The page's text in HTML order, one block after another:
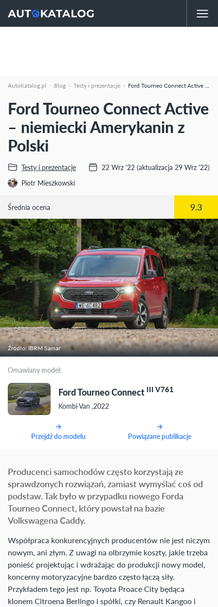
AutoKatalog.pl Blog Testy i prezentacje Ford Tourneo Connect Active – niemiecki Amerykanin z Polski
Ford Tourneo Connect Active
– niemiecki Amerykanin z
Polski
Testy i prezentacje
Piotr Mieszkowski
22 Wrz '22 (aktualizacja 29 Wrz '22)
Średnia ocena 9.3
Źródło: IBRM Samar
Omawiany model:
Ford Tourneo Connect III V761
Kombi Van ,2022
Przejdź do modelu Powiązane publikacje
Producenci samochodów często korzystają ze
sprawdzonych rozwiązań, zamiast wymyślać coś od
podstaw. Tak było w przypadku nowego Forda
Tourneo Connect, który powstał na bazie
Volkswagena Caddy.
Współpraca konkurencyjnych producentów nie jest niczym
nowym, ani złym. Z uwagi na olbrzymie koszty, jakie trzeba
ponieść projektując i wdrażając do produkcji nowy model,
koncerny motoryzacyjne bardzo często łączą siły.
Przykładem tego jest np. Toyota Proace City będąca
klonem Citroena Berlingo i spółki, czy Renault Kangoo i